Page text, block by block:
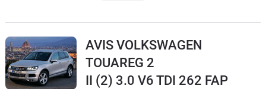
AVIS VOLKSWAGEN
TOUAREG 2
II (2) 3.0 V6 TDI 262 FAP